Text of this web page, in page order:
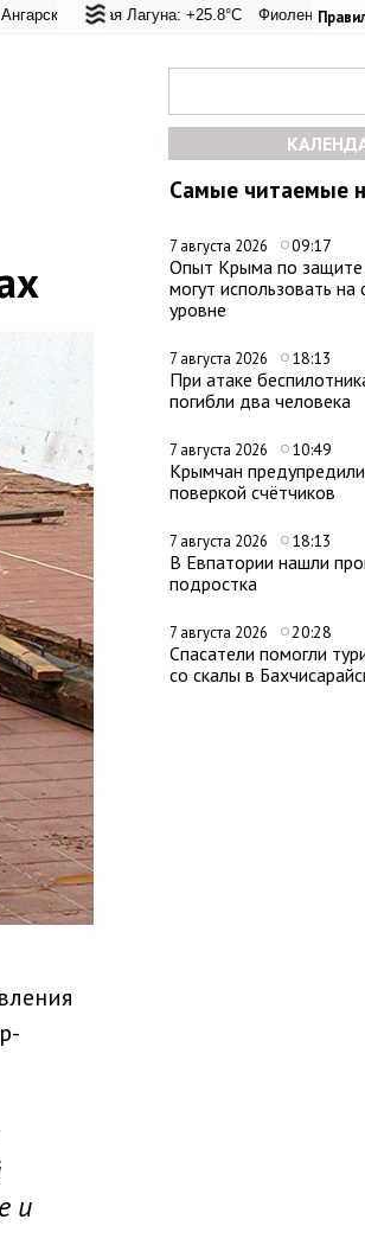
Лагуна: +25.8°C Фиолент: +26.4°C
+20.9°C Евпатория: +23.6°C Керчь:
Самые читаемые
7 августа 2026 09:17
Опыт Крыма по защите
могут использовать
уровне
7 августа 2026 18:13
При атаке
погибли два человека
7 августа 2026 10:49
Крымчан
поверкой счётчиков
7 августа 2026 18:13
В Евпатории нашли
подростка
7 августа 2026 20:28
Спасатели помогли
со скалы в
и